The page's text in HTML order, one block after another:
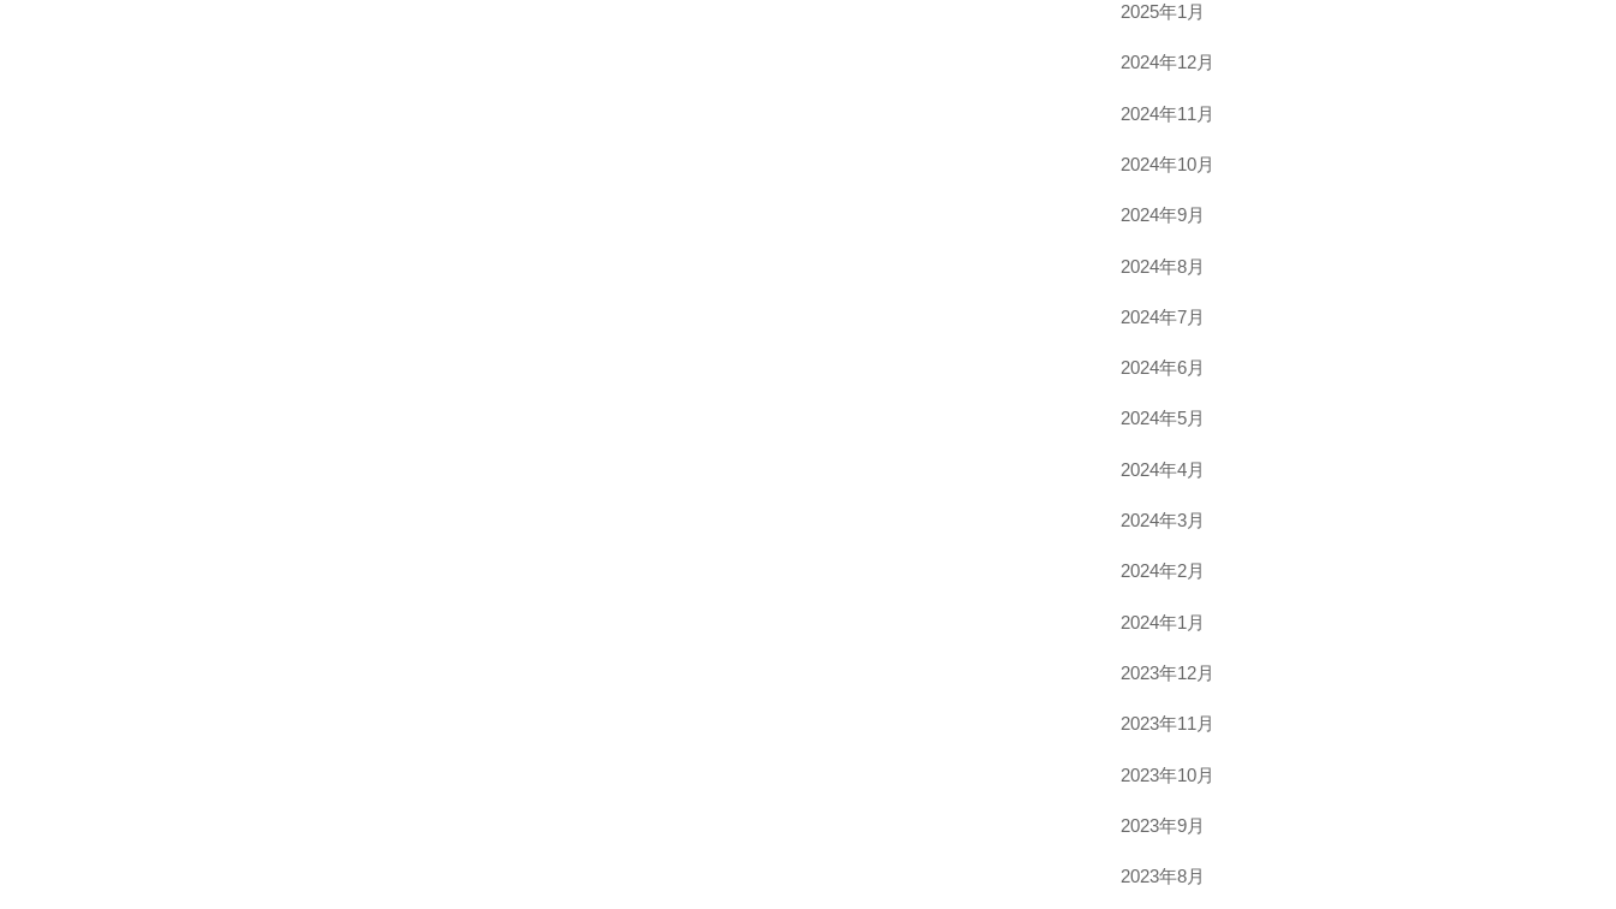
2025年1月
2024年12月
2024年11月
2024年10月
2024年9月
2024年8月
2024年7月
2024年6月
2024年5月
2024年4月
2024年3月
2024年2月
2024年1月
2023年12月
2023年11月
2023年10月
2023年9月
2023年8月